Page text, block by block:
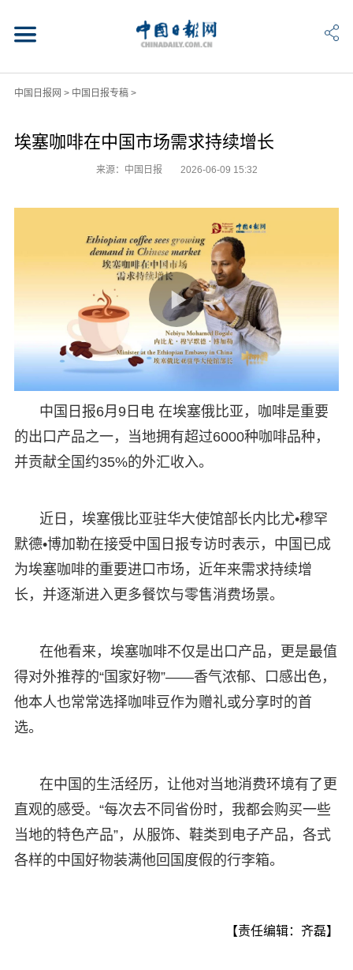
中国日报网 > 中国日报专稿>
埃塞咖啡在中国市场需求持续增长
来源：中国日报 2026-06-09 15:32
中国日报6月9日电 在埃塞俄比亚，咖啡是重要
的出口产品之一，当地拥有超过6000种咖啡品种，
并贡献全国约35%的外汇收入。
近日，埃塞俄比亚驻华大使馆部长内比尤•穆罕
默德•博加勒在接受中国日报专访时表示，中国已成
为埃塞咖啡的重要进口市场，近年来需求持续增
长，并逐渐进入更多餐饮与零售消费场景。
在他看来，埃塞咖啡不仅是出口产品，更是最值
得对外推荐的“国家好物”——香气浓郁、口感出色，
他本人也常常选择咖啡豆作为赠礼或分享时的首
选。
在中国的生活经历，让他对当地消费环境有了更
直观的感受。“每次去不同省份时，我都会购买一些
当地的特色产品”，从服饰、鞋类到电子产品，各式
各样的中国好物装满他回国度假的行李箱。
【责任编辑：齐磊】